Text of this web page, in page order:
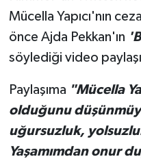
Mücella Yapıcı'nın
önce Ajda Pekkan'ın
söylediği video
Paylaşıma "Mücella
olduğunu
uğursuzluk,
Yaşamımdan onur